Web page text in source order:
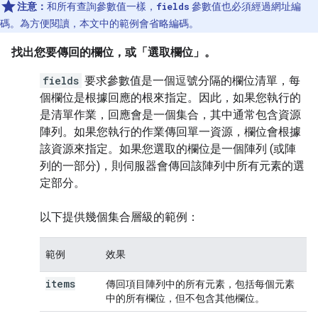
注意： 和所有查詢參數值一樣， fields 參數值也必須經過網址編
碼。為方便閱讀，本文中的範例會省略編碼。
找出您要傳回的欄位，或「選取欄位」 。
fields 要求參數值是一個逗號分隔的欄位清單，每
個欄位是根據回應的根來指定。因此，如果您執行的
是清單作業，回應會是一個集合，其中通常包含資源
陣列。如果您執行的作業傳回單一資源，欄位會根據
該資源來指定。如果您選取的欄位是一個陣列 (或陣
列的一部分)，則伺服器會傳回該陣列中所有元素的選
定部分。
以下提供幾個集合層級的範例：
範例 效果
items
傳回項目陣列中的所有元素，包括每個元素
中的所有欄位，但不包含其他欄位。